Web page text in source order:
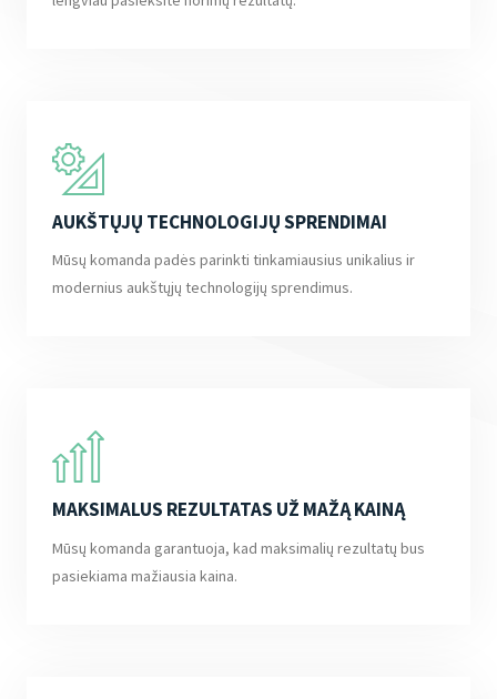
AUKŠTŲJŲ TECHNOLOGIJŲ SPRENDIMAI
Mūsų komanda padės parinkti tinkamiausius unikalius ir
modernius aukštųjų technologijų sprendimus.
MAKSIMALUS REZULTATAS UŽ MAŽĄ KAINĄ
Mūsų komanda garantuoja, kad maksimalių rezultatų bus
pasiekiama mažiausia kaina.